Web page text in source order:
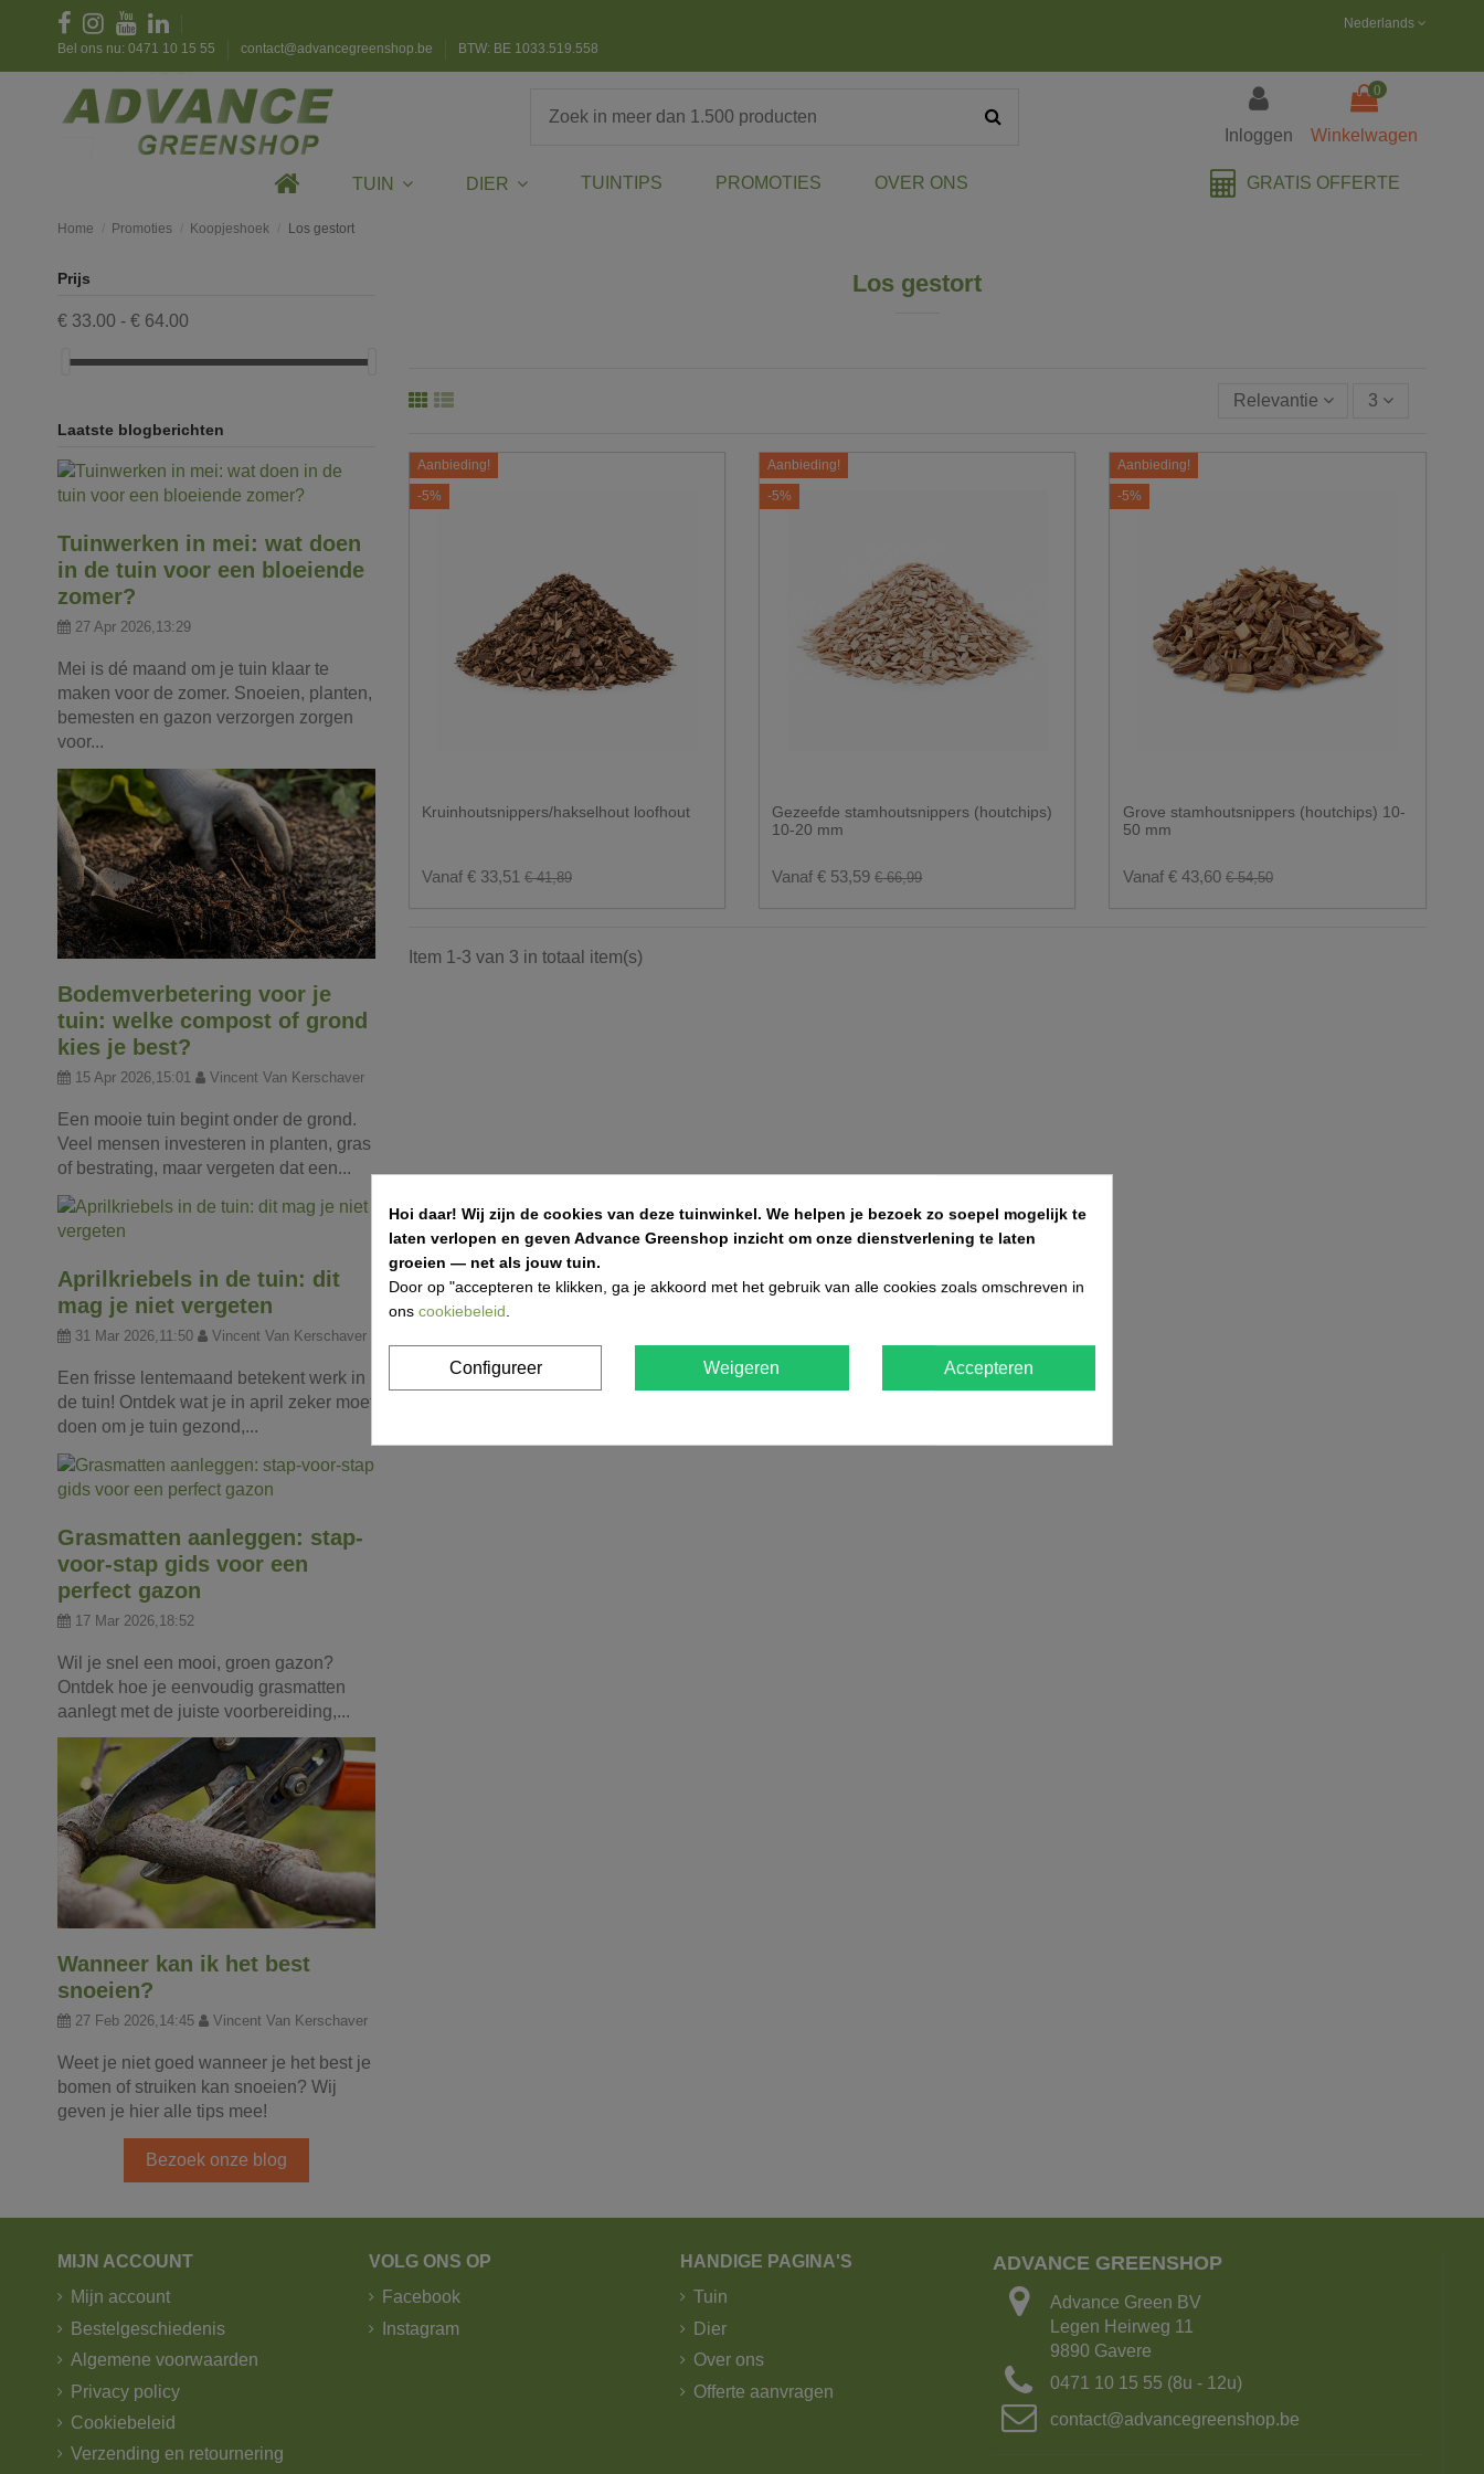
Bel ons nu: 0471 10 15 55 contact@advancegreenshop.be BTW: BE 1033.519.558
Nederlands
Inloggen
0
Winkelwagen
TUIN DIER TUINTIPS PROMOTIES OVER ONS GRATIS OFFERTE
Home Promoties Koopjeshoek Los gestort
Los gestort
Relevantie 3
Aanbieding!
-5%
Kruinhoutsnippers/hakselhout loofhout
Vanaf € 33,51 € 41,89
Aanbieding!
-5%
Gezeefde stamhoutsnippers (houtchips)
10-20 mm
Vanaf € 53,59 € 66,99
Aanbieding!
-5%
Grove stamhoutsnippers (houtchips) 10-
50 mm
Vanaf € 43,60 € 54,50
Item 1-3 van 3 in totaal item(s)
Prijs
€ 33.00 - € 64.00
Laatste blogberichten
Tuinwerken in mei: wat doen
in de tuin voor een bloeiende
zomer?
27 Apr 2026,13:29
Mei is dé maand om je tuin klaar te
maken voor de zomer. Snoeien, planten,
bemesten en gazon verzorgen zorgen
voor...
Bodemverbetering voor je
tuin: welke compost of grond
kies je best?
15 Apr 2026,15:01 Vincent Van Kerschaver
Een mooie tuin begint onder de grond.
Veel mensen investeren in planten, gras
of bestrating, maar vergeten dat een...
Aprilkriebels in de tuin: dit
mag je niet vergeten
31 Mar 2026,11:50 Vincent Van Kerschaver
Een frisse lentemaand betekent werk in
de tuin! Ontdek wat je in april zeker moet
doen om je tuin gezond,...
Grasmatten aanleggen: stap-
voor-stap gids voor een
perfect gazon
17 Mar 2026,18:52
Wil je snel een mooi, groen gazon?
Ontdek hoe je eenvoudig grasmatten
aanlegt met de juiste voorbereiding,...
Wanneer kan ik het best
snoeien?
27 Feb 2026,14:45 Vincent Van Kerschaver
Weet je niet goed wanneer je het best je
bomen of struiken kan snoeien? Wij
geven je hier alle tips mee!
Bezoek onze blog
MIJN ACCOUNT
Mijn account
Bestelgeschiedenis
Algemene voorwaarden
Privacy policy
Cookiebeleid
Verzending en retournering
VOLG ONS OP
Facebook
Instagram
HANDIGE PAGINA'S
Tuin
Dier
Over ons
Offerte aanvragen
ADVANCE GREENSHOP
Advance Green BV
Legen Heirweg 11
9890 Gavere
0471 10 15 55 (8u - 12u)
contact@advancegreenshop.be
Hoi daar! Wij zijn de cookies van deze tuinwinkel. We helpen je bezoek zo soepel mogelijk te
laten verlopen en geven Advance Greenshop inzicht om onze dienstverlening te laten
groeien — net als jouw tuin.
Door op "accepteren te klikken, ga je akkoord met het gebruik van alle cookies zoals omschreven in
ons cookiebeleid
Configureer Weigeren Accepteren